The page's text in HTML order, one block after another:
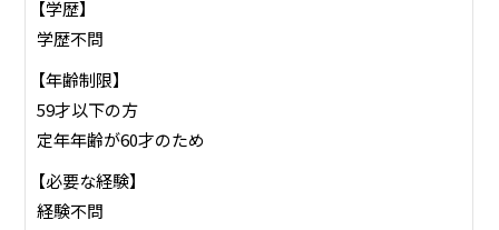
【学歴】
学歴不問
【年齢制限】
59才以下の方
定年年齢が60才のため
【必要な経験】
経験不問